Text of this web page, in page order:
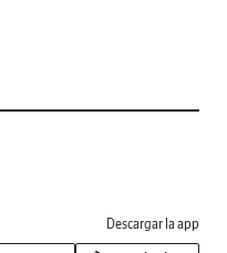
Descargar la app